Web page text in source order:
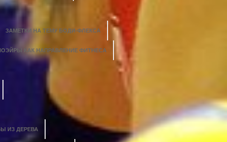
ЗАМЕТКИ НА ТЕМУ БОДИ-ФЛЕКСА
КАК НАПРАВЛЕНИЕ ФИТНЕСА
ИЗ ДЕРЕВА